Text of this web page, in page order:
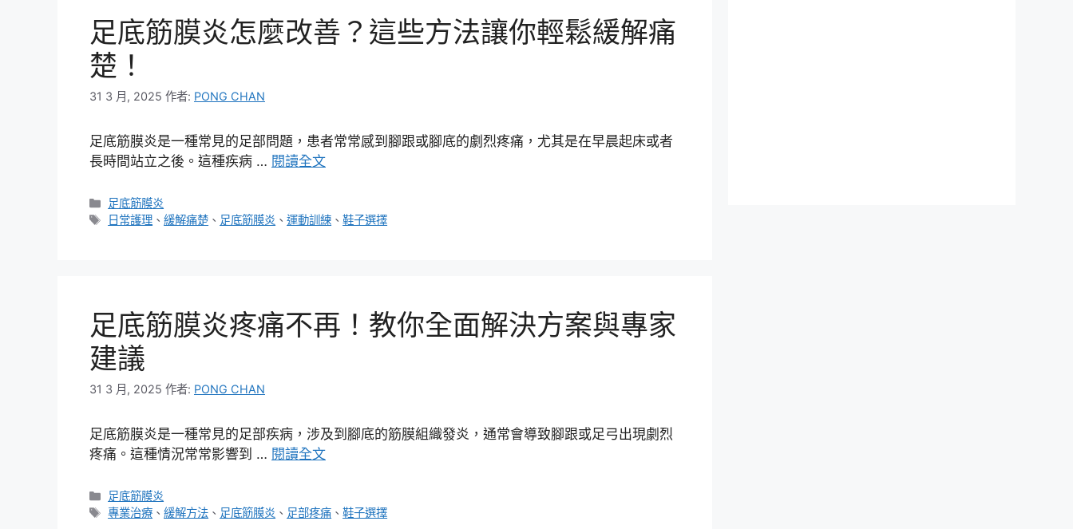
足底筋膜炎怎麼改善？這些方法讓你輕鬆緩解痛
楚！
31 3 月, 2025 作者: PONG CHAN
足底筋膜炎是一種常見的足部問題，患者常常感到腳跟或腳底的劇烈疼痛，尤其是在早晨起床或者
長時間站立之後。這種疾病 … 閱讀全文
分
類
足底筋膜炎
標
日常護理 、緩解痛楚 、 足底筋膜炎 、運動訓練 、鞋子選擇
足底筋膜炎疼痛不再！教你全面解決方案與專家
建議
31 3 月, 2025 作者: PONG CHAN
足底筋膜炎是一種常見的足部疾病，涉及到腳底的筋膜組織發炎，通常會導致腳跟或足弓出現劇烈
疼痛。這種情況常常影響到 … 閱讀全文
分
類
足底筋膜炎
標
專業治療 、緩解方法 、 足底筋膜炎 、 足部疼痛 、鞋子選擇